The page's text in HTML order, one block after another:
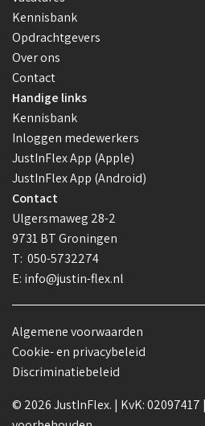
Kennisbank
Opdrachtgevers
Over ons
Contact
Handige links
Kennisbank
Inloggen medewerkers
JustInFlex App (Apple)
JustInFlex App (Android)
Contact
Ulgersmaweg 28-2
9731 BT Groningen
T: 050-5732274
E: info@justin-flex.nl
© 2026 JustInFlex. | KvK:
Algemene voorwaarden
Cookie- en privacybeleid
Discriminatiebeleid